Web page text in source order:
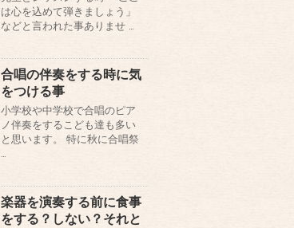
は心を込めて弾きましょう」
などと言われた事ありませ …
合唱の伴奏をする時に気
をつける事
小学校や中学校で合唱のピア
ノ伴奏をするこども達も多い
と思います。 特に秋に合唱祭
…
楽器を演奏する前に食事
をする？しない？それと